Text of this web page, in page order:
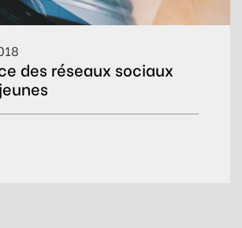
des réseaux sociaux